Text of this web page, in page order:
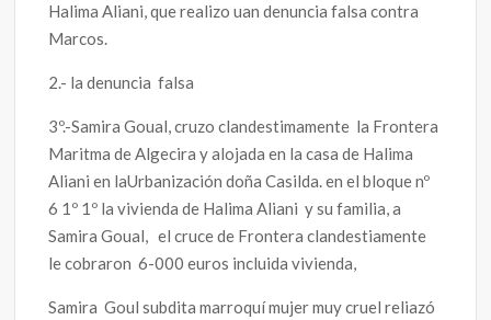
Halima Aliani, que realizo uan denuncia falsa contra
Marcos.
2.- la denuncia falsa
3º.-Samira Goual, cruzo clandestimamente la Frontera
Maritma de Algecira y alojada en la casa de Halima
Aliani en laUrbanización doña Casilda. en el bloque nº
6 1º 1º la vivienda de Halima Aliani y su familia, a
Samira Goual, el cruce de Frontera clandestiamente
le cobraron 6-000 euros incluida vivienda,
Samira Goul subdita marroquí mujer muy cruel reliazó